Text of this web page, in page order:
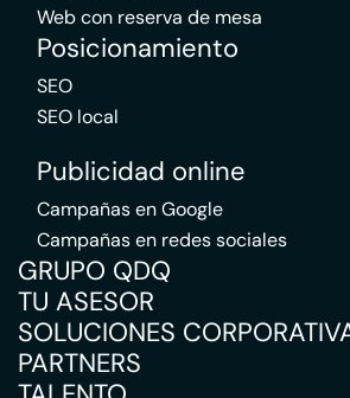
Web con reserva de mesa
Posicionamiento
SEO
SEO local
Publicidad online
Campañas en Google
Campañas en redes sociales
GRUPO QDQ
TU ASESOR
SOLUCIONES
PARTNERS